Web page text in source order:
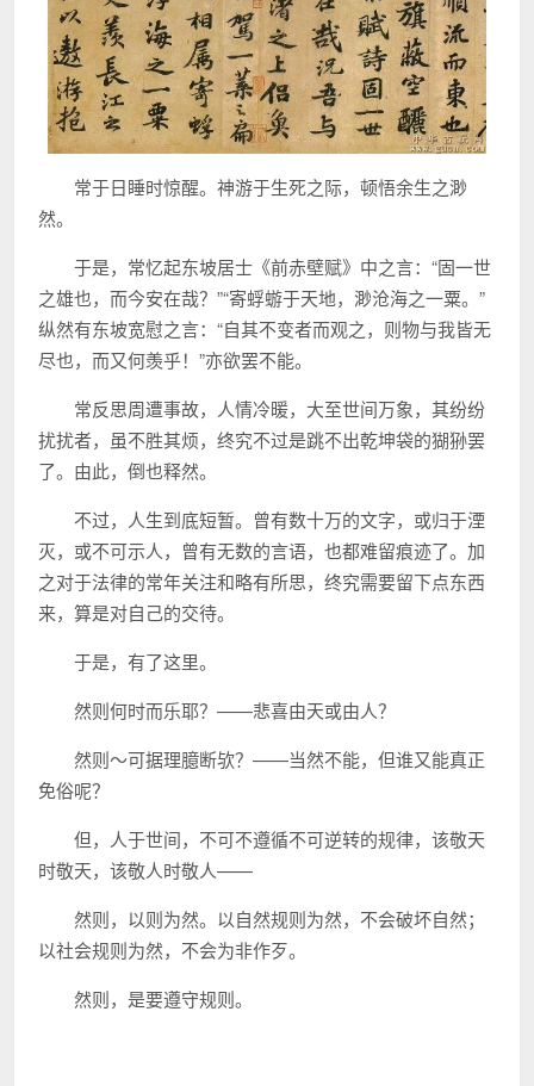
常于日睡时惊醒。神游于生死之际，顿悟余生之渺
然。
于是，常忆起东坡居士《前赤壁赋》中之言：“固一世
之雄也，而今安在哉？”“寄蜉蝣于天地，渺沧海之一粟。”
纵然有东坡宽慰之言：“自其不变者而观之，则物与我皆无
尽也，而又何羡乎！”亦欲罢不能。
常反思周遭事故，人情冷暖，大至世间万象，其纷纷
扰扰者，虽不胜其烦，终究不过是跳不出乾坤袋的猢狲罢
了。由此，倒也释然。
不过，人生到底短暂。曾有数十万的文字，或归于湮
灭，或不可示人，曾有无数的言语，也都难留痕迹了。加
之对于法律的常年关注和略有所思，终究需要留下点东西
来，算是对自己的交待。
于是，有了这里。
然则何时而乐耶？——悲喜由天或由人？
然则～可据理臆断欤？——当然不能，但谁又能真正
免俗呢？
但，人于世间，不可不遵循不可逆转的规律，该敬天
时敬天，该敬人时敬人——
然则，以则为然。以自然规则为然，不会破坏自然；
以社会规则为然，不会为非作歹。
然则，是要遵守规则。